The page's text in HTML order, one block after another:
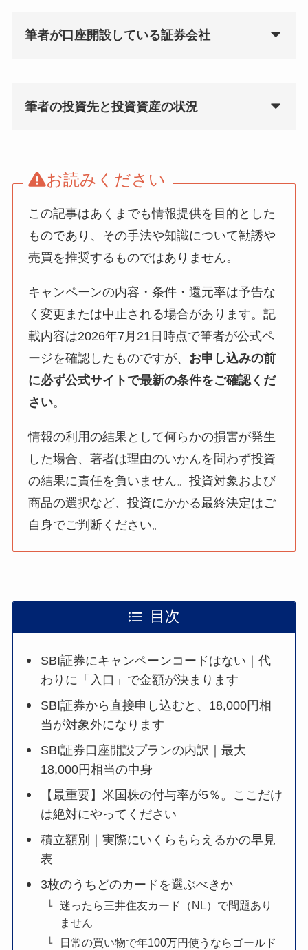
筆者が口座開設している証券会社
筆者の投資先と投資資産の状況
お読みください
この記事はあくまでも情報提供を目的とした
ものであり、その手法や知識について勧誘や
売買を推奨するものではありません。
キャンペーンの内容・条件・還元率は予告な
く変更または中止される場合があります。記
載内容は2026年7月21日時点で筆者が公式ペ
ージを確認したものですが、 お申し込みの前
に必ず公式サイトで最新の条件をご確認くだ
さい。
情報の利用の結果として何らかの損害が発生
した場合、著者は理由のいかんを問わず投資
の結果に責任を負いません。投資対象および
商品の選択など、投資にかかる最終決定はご
自身でご判断ください。
目次
SBI証券にキャンペーンコードはない｜代
わりに「入口」で金額が決まります
SBI証券から直接申し込むと、18,000円相
当が対象外になります
SBI証券口座開設プランの内訳｜最大
18,000円相当の中身
【最重要】米国株の付与率が5％。ここだけ
は絶対にやってください
積立額別｜実際にいくらもらえるかの早見
表
3枚のうちどのカードを選ぶべきか
迷ったら三井住友カード（NL）で問題あり
ません
日常の買い物で年100万円使うならゴールド